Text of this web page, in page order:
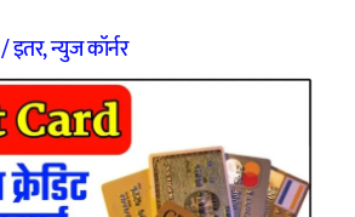
/इतर,न्युज कॉर्नर